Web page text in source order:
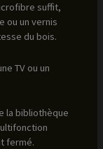
suffit,
ou un vernis
du bois.
TV ou un
la bibliothèque
fermé.